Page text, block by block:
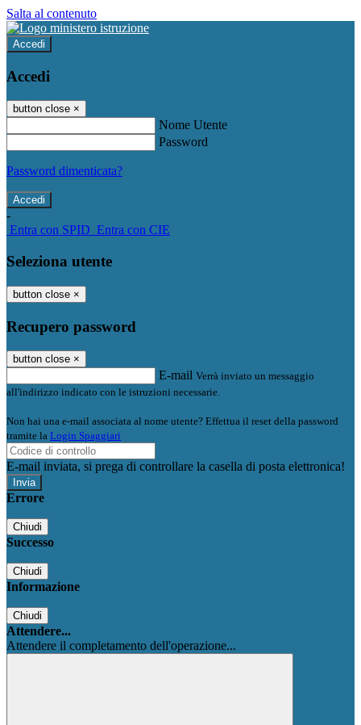
Salta al contenuto
Accedi
Accedi
button close ×
Nome Utente
Password
Password dimenticata?
-
Entra con SPID Entra con CIE
Seleziona utente
button close ×
Recupero password
button close ×
E-mail Verrà inviato un messaggio
all'indirizzo indicato con le istruzioni necessarie.
Non hai una e-mail associata al nome utente? Effettua il reset della password
tramite la Login Spaggiari
E-mail inviata, si prega di controllare la casella di posta elettronica!
Errore
Chiudi
Successo
Chiudi
Informazione
Chiudi
Attendere...
Attendere il completamento dell'operazione...